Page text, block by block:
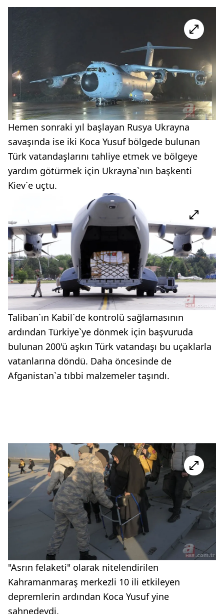
Hemen sonraki yıl başlayan Rusya Ukrayna
savaşında ise iki Koca Yusuf bölgede bulunan
Türk vatandaşlarını tahliye etmek ve bölgeye
yardım götürmek için Ukrayna`nın başkenti
Kiev`e uçtu.
Taliban`ın Kabil`de kontrolü sağlamasının
ardından Türkiye`ye dönmek için başvuruda
bulunan 200'ü aşkın Türk vatandaşı bu uçaklarla
vatanlarına döndü. Daha öncesinde de
Afganistan`a tıbbi malzemeler taşındı.
"Asrın felaketi" olarak nitelendirilen
Kahramanmaraş merkezli 10 ili etkileyen
depremlerin ardından Koca Yusuf yine
sahnedeydi.